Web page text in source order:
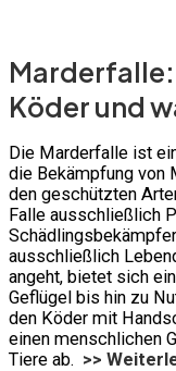
Köder und
Die Marderfalle ist
die Bekämpfung von
den geschützten
Falle ausschließlich
ausschließlich
angeht, bietet sich
Geflügel bis hin zu
den Köder mit
einen menschlichen
Tiere ab. >>